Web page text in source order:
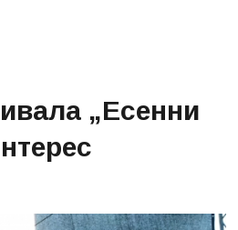
„Есенни